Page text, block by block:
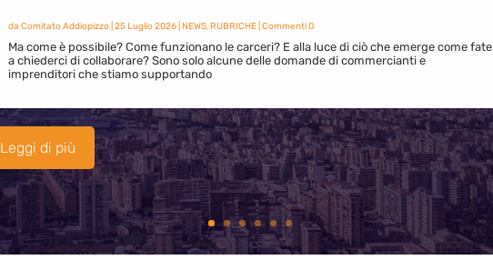
da Comitato Addiopizzo| 25 Luglio 2026| NEWS,RUBRICHE| Commenti 0
Ma come è possibile? Come funzionano le carceri? E alla luce di ciò che emerge come fate
a chiederci di collaborare? Sono solo alcune delle domande di commercianti e
imprenditori che stiamo supportando
Leggi di più